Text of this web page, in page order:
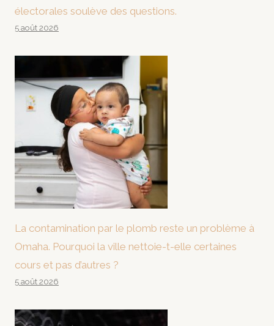
électorales soulève des questions.
5 août 2026
La contamination par le plomb reste un problème à
Omaha. Pourquoi la ville nettoie-t-elle certaines
cours et pas d’autres ?
5 août 2026